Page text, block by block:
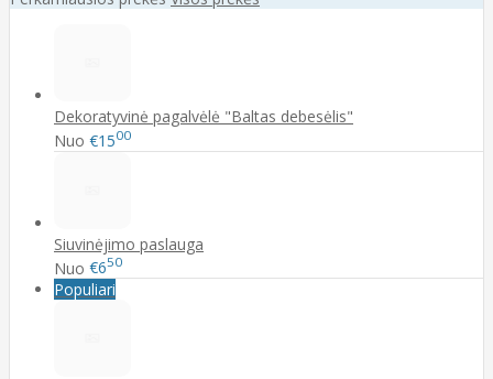
Dekoratyvinė pagalvėlė "Baltas debesėlis"
Nuo €1500
Siuvinėjimo paslauga
Nuo €650
Populiari